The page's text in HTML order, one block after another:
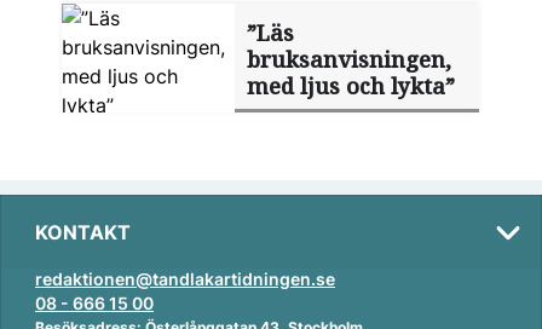
”Läs
bruksanvisningen,
med ljus och lykta”
KONTAKT
redaktionen@tandlakartidningen.se
08 - 666 15 00